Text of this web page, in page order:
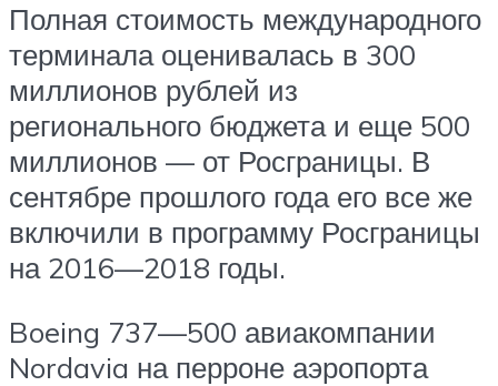
Полная стоимость международного
терминала оценивалась в 300
миллионов рублей из
регионального бюджета и еще 500
миллионов — от Росграницы. В
сентябре прошлого года его все же
включили в программу Росграницы
на 2016—2018 годы.
Boeing 737—500 авиакомпании
Nordavia на перроне аэропорта